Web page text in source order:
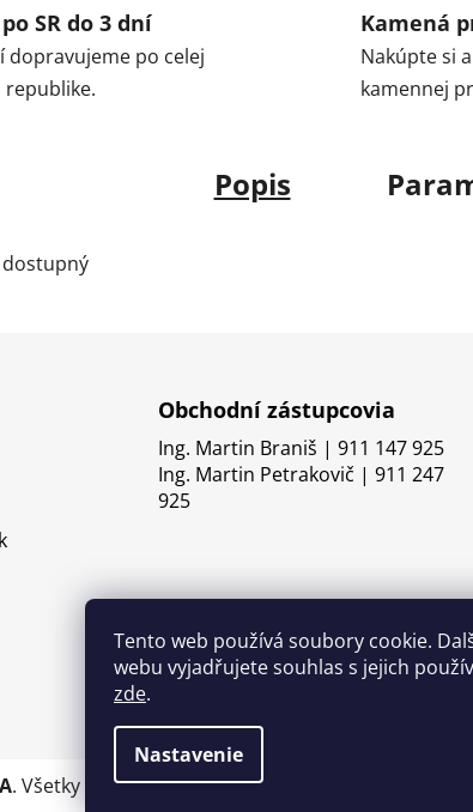
Tento web používá soubory cookie.
webu vyjadřujete souhlas s jejich
zde.
Nastavenie
SR do 3 dní
dopravujeme po celej
republike.
Kamená
Nakúpte si
kamennej
Popis
Obchodní zástupcovia
Ing. Martin Braniš | 911 147 925
Ing. Martin Petrakovič | 911 247
925
. Všetky práva vyhradené.